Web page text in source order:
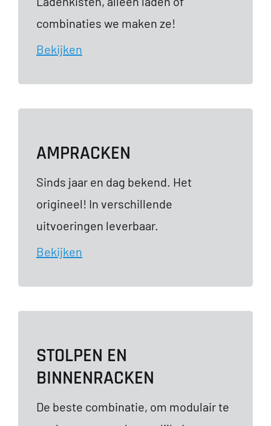
combinaties we maken ze!
Bekijken
AMPRACKEN
Sinds jaar en dag bekend. Het
origineel! In verschillende
uitvoeringen leverbaar.
Bekijken
STOLPEN EN
BINNENRACKEN
De beste combinatie, om modulair te